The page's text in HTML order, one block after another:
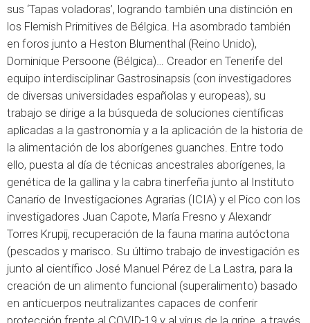
sus ‘Tapas voladoras’, logrando también una distinción en
los Flemish Primitives de Bélgica. Ha asombrado también
en foros junto a Heston Blumenthal (Reino Unido),
Dominique Persoone (Bélgica)… Creador en Tenerife del
equipo interdisciplinar Gastrosinapsis (con investigadores
de diversas universidades españolas y europeas), su
trabajo se dirige a la búsqueda de soluciones científicas
aplicadas a la gastronomía y a la aplicación de la historia de
la alimentación de los aborígenes guanches. Entre todo
ello, puesta al día de técnicas ancestrales aborígenes, la
genética de la gallina y la cabra tinerfeña junto al Instituto
Canario de Investigaciones Agrarias (ICIA) y el Pico con los
investigadores Juan Capote, María Fresno y Alexandr
Torres Krupij, recuperación de la fauna marina autóctona
(pescados y marisco. Su último trabajo de investigación es
junto al científico José Manuel Pérez de La Lastra, para la
creación de un alimento funcional (superalimento) basado
en anticuerpos neutralizantes capaces de conferir